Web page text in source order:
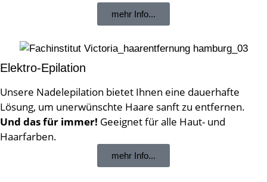
mehr Info...
Elektro-Epilation
Unsere Nadelepilation bietet Ihnen eine dauerhafte
Lösung, um unerwünschte Haare sanft zu entfernen.
Und das für immer! Geeignet für alle Haut- und
Haarfarben.
mehr Info...